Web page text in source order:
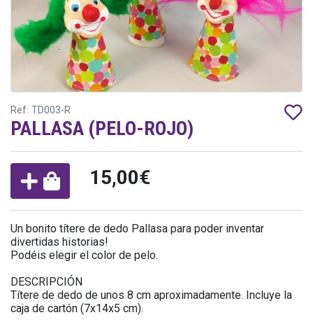
Ref: TD003-R
PALLASA (PELO-ROJO)
15,00€
Un bonito títere de dedo Pallasa para poder inventar
divertidas historias!
Podéis elegir el color de pelo.
DESCRIPCIÓN
Títere de dedo de unos 8 cm aproximadamente. Incluye la
caja de cartón (7x14x5 cm).